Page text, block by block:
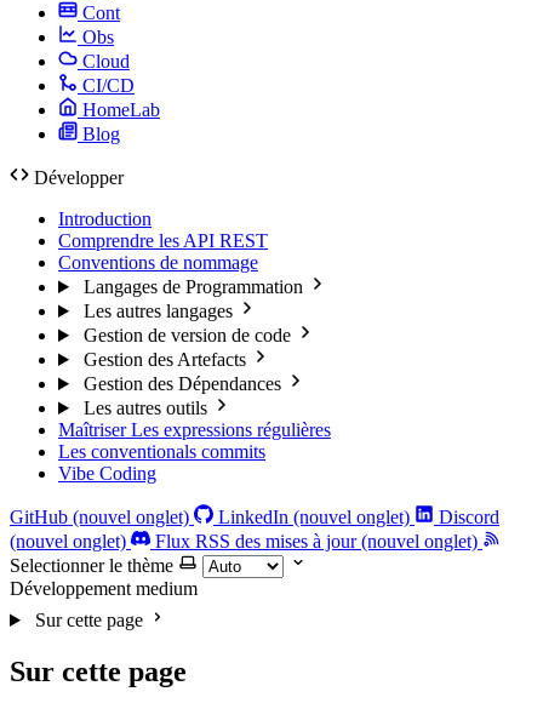
Cont
Obs
Cloud
CI/CD
HomeLab
Blog
Développer
Introduction
Comprendre les API REST
Conventions de nommage
Langages de Programmation
Les autres langages
Gestion de version de code
Gestion des Artefacts
Gestion des Dépendances
Les autres outils
Maîtriser Les expressions régulières
Les conventionals commits
Vibe Coding
GitHub (nouvel onglet) LinkedIn (nouvel onglet)
Discord
(nouvel onglet)
Flux RSS des mises à jour (nouvel onglet)
Selectionner le thème
Développement medium
Sur cette page
Sur cette page